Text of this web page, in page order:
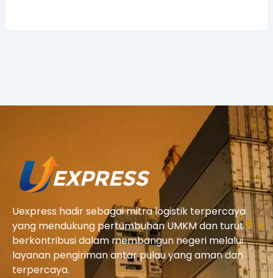
Uexpress hadir sebagai mitra logistik terpercaya
yang mendukung pertumbuhan UMKM dan turut
berkontribusi dalam membangun negeri melalui
layanan pengiriman antar pulau yang aman dan
terpercaya.